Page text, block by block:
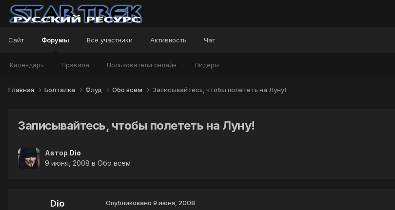
Сайт Форумы
Календарь Правила Пользователи онлайн Лидеры
Все участники Активность Чат
Главная Болталка Флуд Обо всем Записывайтесь, чтобы полететь на Луну!
Записывайтесь, чтобы полететь на Луну!
Автор Dio
9 июня, 2008 в Обо всем
Dio Опубликовано 9 июня, 2008